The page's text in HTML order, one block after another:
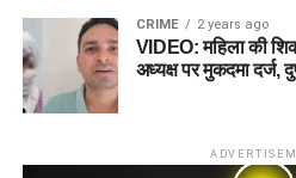
CRIME 2 years ago
VIDEO: महिला की
अध्यक्ष पर मुकदमा दर्ज,